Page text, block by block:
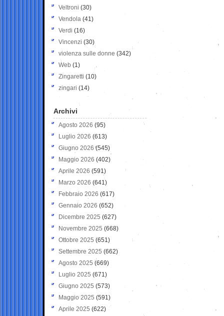
Veltroni (30)
Vendola (41)
Verdi (16)
Vincenzi (30)
violenza sulle donne (342)
Web (1)
Zingaretti (10)
zingari (14)
Archivi
Agosto 2026 (95)
Luglio 2026 (613)
Giugno 2026 (545)
Maggio 2026 (402)
Aprile 2026 (591)
Marzo 2026 (641)
Febbraio 2026 (617)
Gennaio 2026 (652)
Dicembre 2025 (627)
Novembre 2025 (668)
Ottobre 2025 (651)
Settembre 2025 (662)
Agosto 2025 (669)
Luglio 2025 (671)
Giugno 2025 (573)
Maggio 2025 (591)
Aprile 2025 (622)